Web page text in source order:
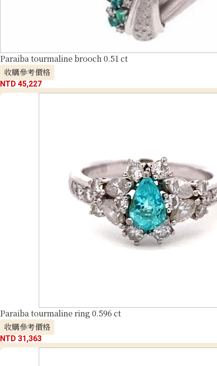
Paraiba tourmaline brooch 0.51 ct
收購參考價格
NTD 45,227
Paraiba tourmaline ring 0.596 ct
收購參考價格
NTD 31,363